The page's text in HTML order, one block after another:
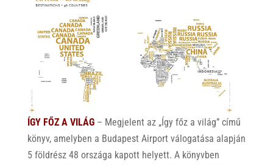
ÍGY FŐZ A VILÁG– Megjelent az „Így főz a világ” című
könyv, amelyben a Budapest Airport válogatása alapján
5 földrész 48 országa kapott helyett. A könyvben